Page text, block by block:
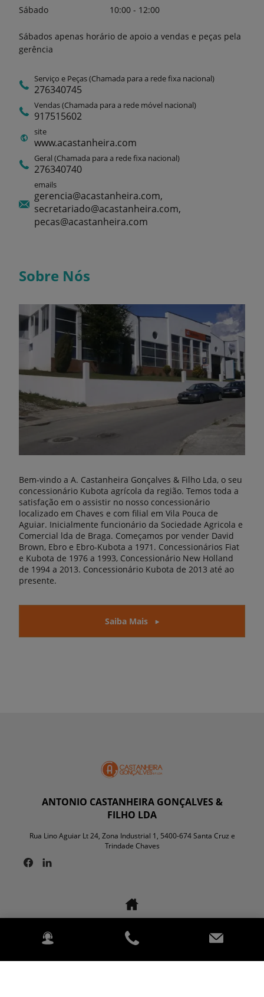
Sábado
10:00 - 12:00
Sábados apenas horário de apoio a vendas e peças pela
gerência
Serviço e Peças (Chamada para a rede fixa nacional)
276340745
Vendas (Chamada para a rede móvel nacional)
917515602
site
www.acastanheira.com
Geral (Chamada para a rede fixa nacional)
276340740
emails
gerencia@acastanheira.com,
secretariado@acastanheira.com,
pecas@acastanheira.com
Sobre Nós
Bem-vindo a A. Castanheira Gonçalves & Filho Lda, o seu
concessionário Kubota agrícola da região. Temos toda a
satisfação em o assistir no nosso concessionário
localizado em Chaves e com filial em Vila Pouca de
Aguiar. Inicialmente funcionário da Sociedade Agricola e
Comercial lda de Braga. Começamos por vender David
Brown, Ebro e Ebro-Kubota a 1971. Concessionários Fiat
e Kubota de 1976 a 1993, Concessionário New Holland
de 1994 a 2013. Concessionário Kubota de 2013 até ao
presente.
Saiba Mais
ANTONIO CASTANHEIRA GONÇALVES &
FILHO LDA
Rua Lino Aguiar Lt 24, Zona Industrial 1, 5400-674 Santa Cruz e
Trindade Chaves
Espaços verdes